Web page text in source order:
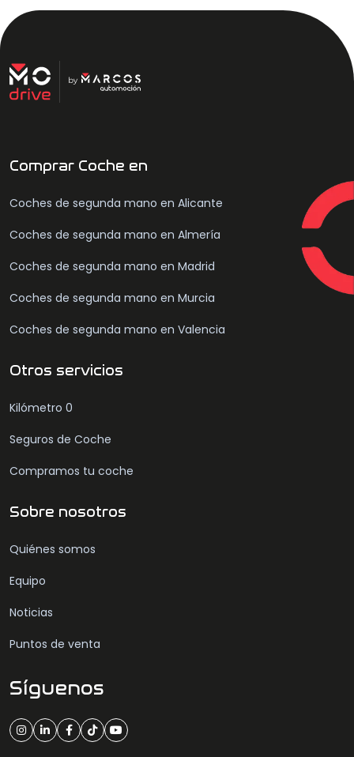
Comprar Coche en
Coches de segunda mano en Alicante
Coches de segunda mano en Almería
Coches de segunda mano en Madrid
Coches de segunda mano en Murcia
Coches de segunda mano en Valencia
Otros servicios
Kilómetro 0
Seguros de Coche
Compramos tu coche
Sobre nosotros
Quiénes somos
Equipo
Noticias
Puntos de venta
Síguenos